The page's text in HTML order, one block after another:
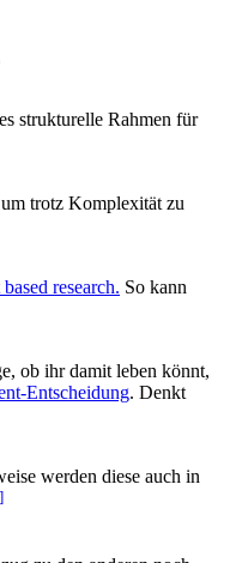
strukturelle Rahmen für
trotz Komplexität zu
research. So kann
ob ihr damit leben könnt,
Entscheidung. Denkt
werden diese auch in